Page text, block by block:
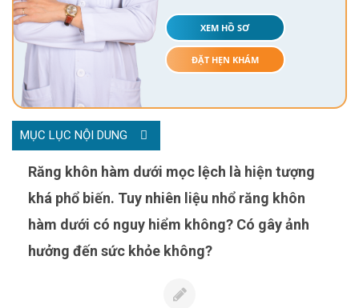
XEM HỒ SƠ
ĐẶT HẸN KHÁM
MỤC LỤC NỘI DUNG
Răng khôn hàm dưới mọc lệch là hiện tượng
khá phổ biến. Tuy nhiên liệu nhổ răng khôn
hàm dưới có nguy hiểm không? Có gây ảnh
hưởng đến sức khỏe không?